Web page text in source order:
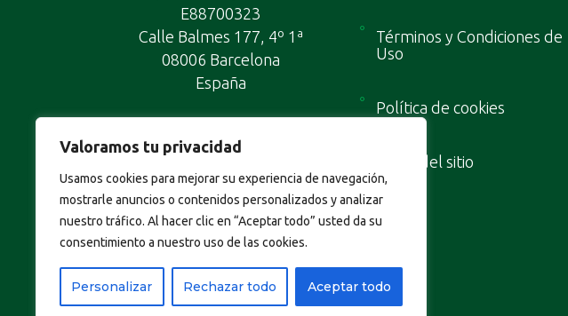
Valoramos tu privacidad
Usamos cookies para mejorar su experiencia de navegación,
mostrarle anuncios o contenidos personalizados y analizar
nuestro tráfico. Al hacer clic en “Aceptar todo” usted da su
consentimiento a nuestro uso de las cookies.
Personalizar Rechazar todo Aceptar todo
E88700323
Calle Balmes 177, 4º 1ª
08006 Barcelona
España
Términos y Condiciones de
Uso
Política de cookies
Mapa del sitio